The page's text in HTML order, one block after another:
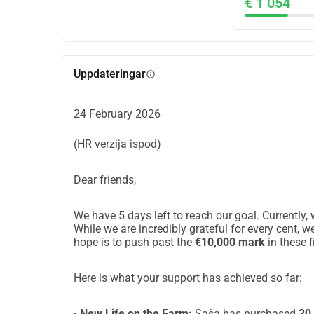
matnätverk som kopplar samman oberoende
vargpopulationer är viktig, men i praktiken faller
kan täcka själva.
mark.
LinkedIn: https://www.linkedin.com/in/
Uppdateringarinfo
24 February 2026
(HR verzija ispod)
Dear friends,
We have 5 days left to reach our goal. Currently,
While we are incredibly grateful for every cent,
hope is to push past the €10,000 mark in these
Here is what your support has achieved so far: